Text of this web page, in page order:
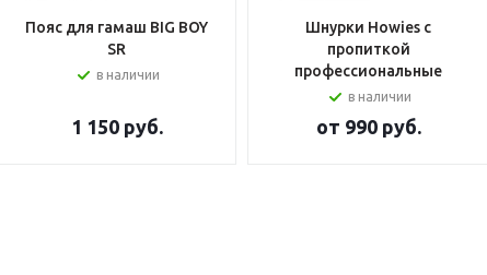
Пояс для гамаш BIG BOY
SR
в наличии
1 150руб.
Шнурки Howies с
пропиткой
профессиональные
в наличии
от 990 руб.